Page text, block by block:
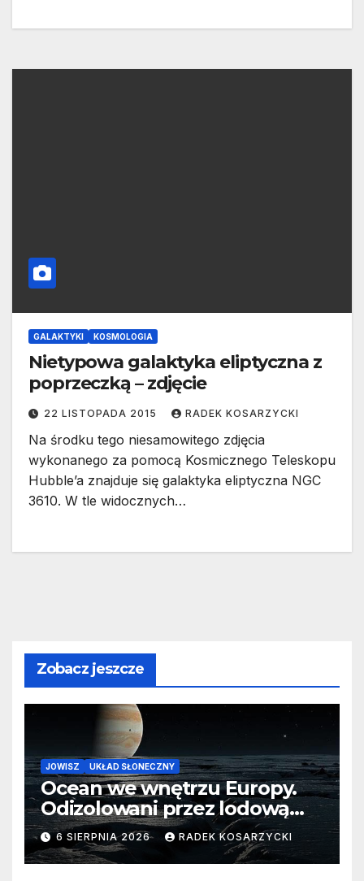
GALAKTYKI KOSMOLOGIA
Nietypowa galaktyka eliptyczna z
poprzeczką – zdjęcie
22 LISTOPADA 2015 RADEK KOSARZYCKI
Na środku tego niesamowitego zdjęcia
wykonanego za pomocą Kosmicznego Teleskopu
Hubble’a znajduje się galaktyka eliptyczna NGC
3610. W tle widocznych…
Zobacz jeszcze
JOWISZ UKŁAD SŁONECZNY
Ocean we wnętrzu Europy.
Odizolowani przez lodową
barierę
6 SIERPNIA 2026 RADEK KOSARZYCKI